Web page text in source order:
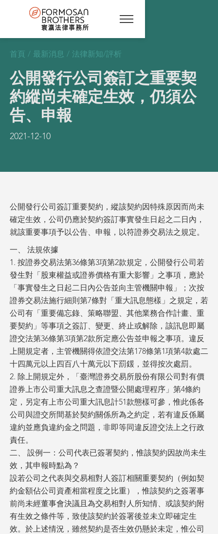
首頁 / 最新消息 / 法律新知/評析
公開發行公司簽訂之重要契
約縱尚未確定生效，仍須公
告、申報
2021-12-10
公開發行公司簽訂重要契約，縱該契約因特殊原因而尚未
確定生效，公司仍應於契約簽訂事實發生日起之二日內，
就該重要事項予以公告、申報，以符證券交易法之規定。
一、 法規依據
1. 按證券交易法第36條第3項第2款規定，公開發行公司若
發生對「股東權益或證券價格有重大影響」之事項，應於
「事實發生之日起二日內公告並向主管機關申報」；次按
證券交易法施行細則第7條對「重大訊息態樣」之規定，若
公司有「重要備忘錄、策略聯盟、其他業務合作計畫、重
要契約」等事項之簽訂、變更、終止或解除，該訊息即屬
證交法第36條第3項第2款所定應公告並申報之事項。違反
上開規定者，主管機關得依證交法第178條第1項第4款處二
十四萬元以上四百八十萬元以下罰鍰，並得按次處罰。
2. 除上開規定外，「臺灣證券交易所股份有限公司對有價
證券上市公司重大訊息之查證暨公開處理程序」第4條約
定，另定有上市公司重大訊息計51款態樣可參，惟此係各
公司與證交所間基於契約關係所為之約定，若有違反係屬
違約並應負違約金之問題，非即等同違反證交法上之行政
責任。
二、 設例一：公司代表已簽署契約，惟該契約因故尚未生
效，其申報時點為？
設若公司之代表與交易相對人簽訂相關重要契約（例如契
約金額佔公司資產相當程度之比重），惟該契約之簽署事
前尚未經董事會決議且為交易相對人所知情、或該契約附
有生效之條件等，致使該契約於簽署後並未立即確定生
效。於上述情況，雖然契約是否生效仍懸於未定，惟公司